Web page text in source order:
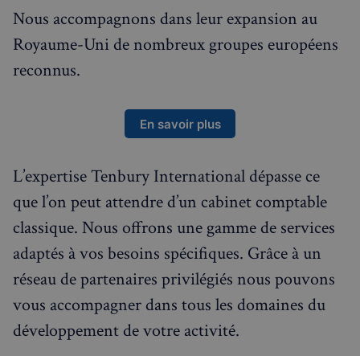
Nous accompagnons dans leur expansion au
Royaume-Uni de nombreux groupes européens
reconnus.
En savoir plus
L’expertise Tenbury International dépasse ce
que l’on peut attendre d’un cabinet comptable
classique. Nous offrons une gamme de services
adaptés à vos besoins spécifiques. Grâce à un
réseau de partenaires privilégiés nous pouvons
vous accompagner dans tous les domaines du
développement de votre activité.